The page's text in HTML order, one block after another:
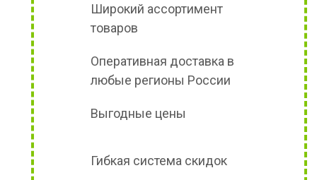
Широкий ассортимент
товаров
Оперативная доставка в
любые регионы России
Выгодные цены
Гибкая система скидок